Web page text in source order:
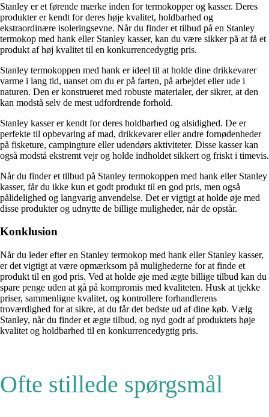
Stanley er et førende mærke inden for termokopper og kasser. Deres
produkter er kendt for deres høje kvalitet, holdbarhed og
ekstraordinære isoleringsevne. Når du finder et tilbud på en Stanley
termokop med hank eller Stanley kasser, kan du være sikker på at få et
produkt af høj kvalitet til en konkurrencedygtig pris.
Stanley termokoppen med hank er ideel til at holde dine drikkevarer
varme i lang tid, uanset om du er på farten, på arbejdet eller ude i
naturen. Den er konstrueret med robuste materialer, der sikrer, at den
kan modstå selv de mest udfordrende forhold.
Stanley kasser er kendt for deres holdbarhed og alsidighed. De er
perfekte til opbevaring af mad, drikkevarer eller andre fornødenheder
på fisketure, campingture eller udendørs aktiviteter. Disse kasser kan
også modstå ekstremt vejr og holde indholdet sikkert og friskt i timevis.
Når du finder et tilbud på Stanley termokoppen med hank eller Stanley
kasser, får du ikke kun et godt produkt til en god pris, men også
pålidelighed og langvarig anvendelse. Det er vigtigt at holde øje med
disse produkter og udnytte de billige muligheder, når de opstår.
Konklusion
Når du leder efter en Stanley termokop med hank eller Stanley kasser,
er det vigtigt at være opmærksom på mulighederne for at finde et
produkt til en god pris. Ved at holde øje med ægte billige tilbud kan du
spare penge uden at gå på kompromis med kvaliteten. Husk at tjekke
priser, sammenligne kvalitet, og kontrollere forhandlerens
troværdighed for at sikre, at du får det bedste ud af dine køb. Vælg
Stanley, når du finder et ægte tilbud, og nyd godt af produktets høje
kvalitet og holdbarhed til en konkurrencedygtig pris.
Ofte stillede spørgsmål